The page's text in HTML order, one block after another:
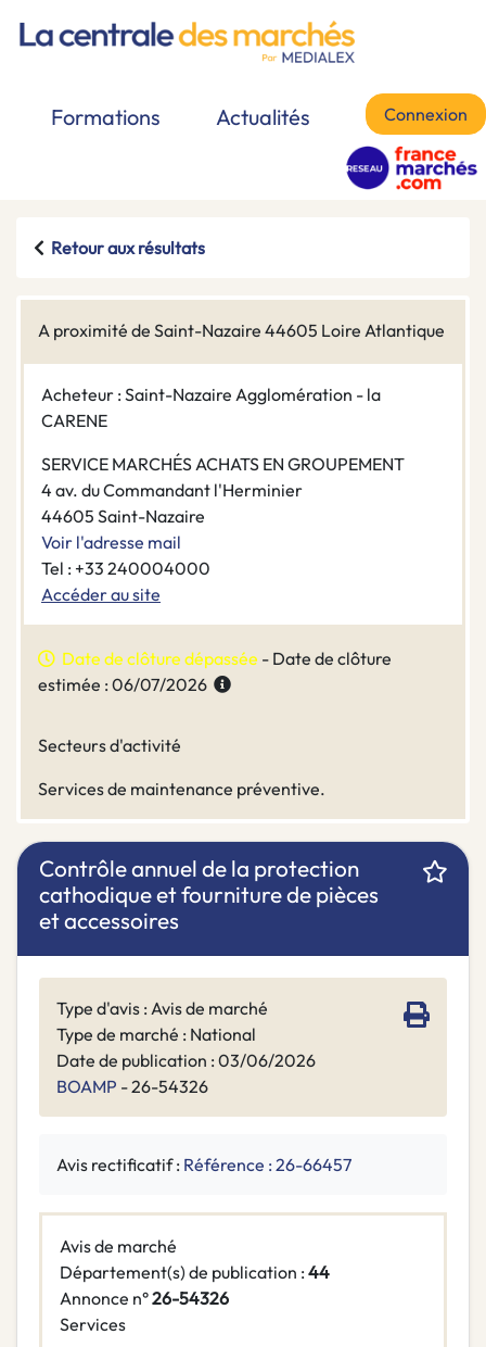
Formations Actualités Connexion
Retour aux résultats
A proximité de Saint-Nazaire 44605 Loire Atlantique
Acheteur : Saint-Nazaire Agglomération - la
CARENE
SERVICE MARCHÉS ACHATS EN GROUPEMENT
4 av. du Commandant l'Herminier
44605 Saint-Nazaire
Voir l'adresse mail
Tel : +33 240004000
Accéder au site
Date de clôture dépassée - Date de clôture
estimée : 06/07/2026
Secteurs d'activité
Services de maintenance préventive.
Contrôle annuel de la protection
cathodique et fourniture de pièces
et accessoires
Type d'avis : Avis de marché
Type de marché : National
Date de publication : 03/06/2026
BOAMP - 26-54326
Avis rectificatif : Référence : 26-66457
Avis de marché
Département(s) de publication : 44
Annonce n°26-54326
Services